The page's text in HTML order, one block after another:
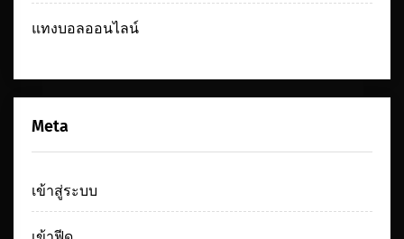
แทงบอลออนไลน์
Meta
เข้าสู่ระบบ